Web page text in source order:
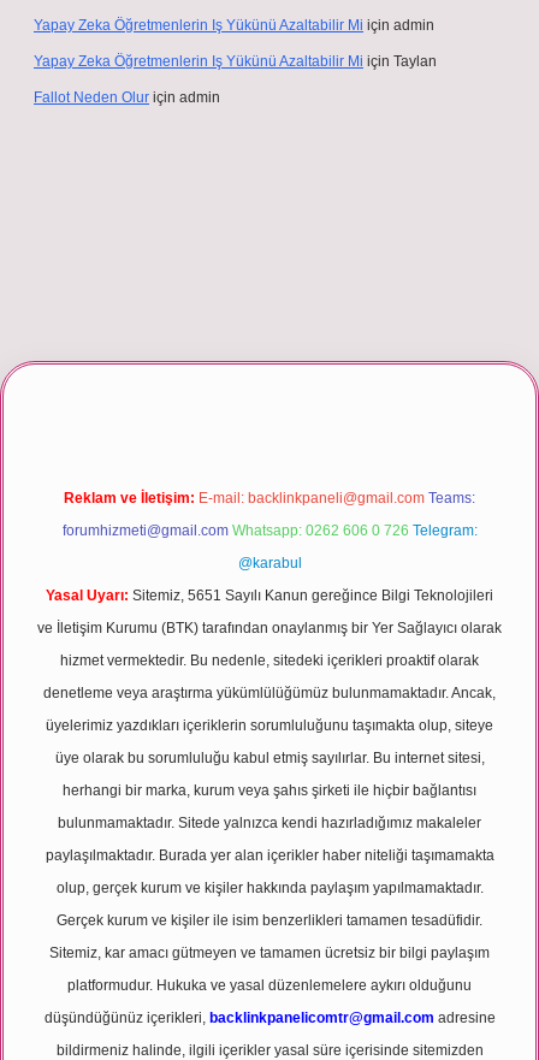
Yapay Zeka Öğretmenlerin Iş Yükünü Azaltabilir Mi için admin
Yapay Zeka Öğretmenlerin Iş Yükünü Azaltabilir Mi için Taylan
Fallot Neden Olur için admin
Reklam ve İletişim: E-mail: backlinkpaneli@gmail.com Teams:
forumhizmeti@gmail.com Whatsapp: 0262 606 0 726 Telegram:
@karabul
Yasal Uyarı: Sitemiz, 5651 Sayılı Kanun gereğince Bilgi Teknolojileri
ve İletişim Kurumu (BTK) tarafından onaylanmış bir Yer Sağlayıcı olarak
hizmet vermektedir. Bu nedenle, sitedeki içerikleri proaktif olarak
denetleme veya araştırma yükümlülüğümüz bulunmamaktadır. Ancak,
üyelerimiz yazdıkları içeriklerin sorumluluğunu taşımakta olup, siteye
üye olarak bu sorumluluğu kabul etmiş sayılırlar. Bu internet sitesi,
herhangi bir marka, kurum veya şahıs şirketi ile hiçbir bağlantısı
bulunmamaktadır. Sitede yalnızca kendi hazırladığımız makaleler
paylaşılmaktadır. Burada yer alan içerikler haber niteliği taşımamakta
olup, gerçek kurum ve kişiler hakkında paylaşım yapılmamaktadır.
Gerçek kurum ve kişiler ile isim benzerlikleri tamamen tesadüfidir.
Sitemiz, kar amacı gütmeyen ve tamamen ücretsiz bir bilgi paylaşım
platformudur. Hukuka ve yasal düzenlemelere aykırı olduğunu
düşündüğünüz içerikleri, backlinkpanelicomtr@gmail.com adresine
bildirmeniz halinde, ilgili içerikler yasal süre içerisinde sitemizden